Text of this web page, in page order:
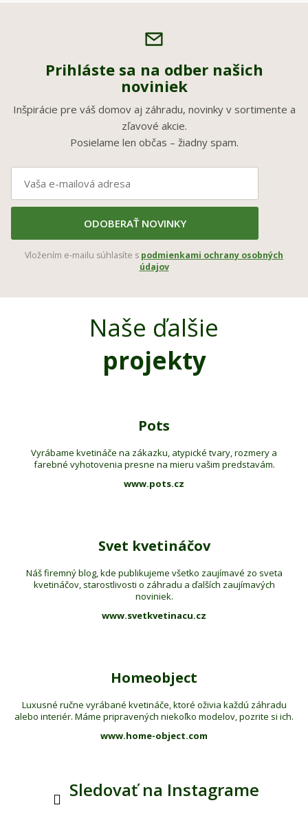
Prihláste sa na odber našich
noviniek
Inšpirácie pre váš domov aj záhradu, novinky v sortimente a
zľavové akcie.
Posielame len občas – žiadny spam.
ODOBERAŤ NOVINKY
Vložením e-mailu súhlasíte s podmienkami ochrany osobných
údajov
Naše ďalšie
projekty
Pots
Vyrábame kvetináče na zákazku, atypické tvary, rozmery a
farebné vyhotovenia presne na mieru vašim predstavám.
www.pots.cz
Svet kvetináčov
Náš firemný blog, kde publikujeme všetko zaujímavé zo sveta
kvetináčov, starostlivosti o záhradu a ďalších zaujímavých
noviniek.
www.svetkvetinacu.cz
Homeobject
Luxusné ručne vyrábané kvetináče, ktoré oživia každú záhradu
alebo interiér. Máme pripravených niekoľko modelov, pozrite si ich.
www.home-object.com
Sledovať na Instagrame